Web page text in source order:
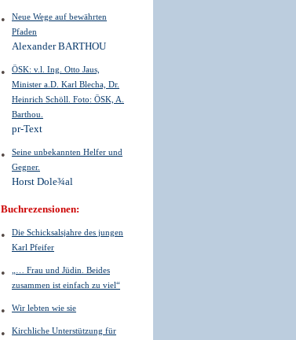
Neue Wege auf bewährten
Pfaden
Alexander BARTHOU
ÖSK: v.l. Ing. Otto Jaus,
Minister a.D. Karl Blecha, Dr.
Heinrich Schöll. Foto: ÖSK, A.
Barthou.
pr-Text
Seine unbekannten Helfer und
Gegner.
Horst Dole¾al
Buchrezensionen:
Die Schicksalsjahre des jungen
Karl Pfeifer
„… Frau und Jüdin. Beides
zusammen ist einfach zu viel“
Wir lebten wie sie
Kirchliche Unterstützung für